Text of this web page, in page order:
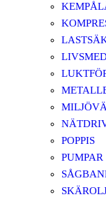
POPPIS
PUMPAR